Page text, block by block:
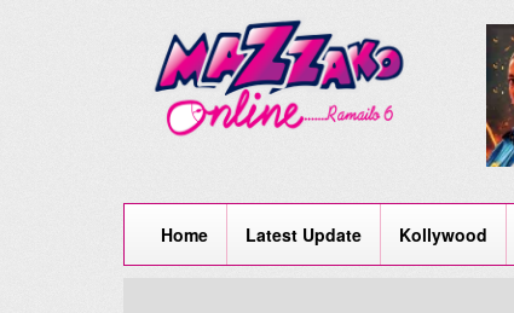
Home Latest Update Kollywood